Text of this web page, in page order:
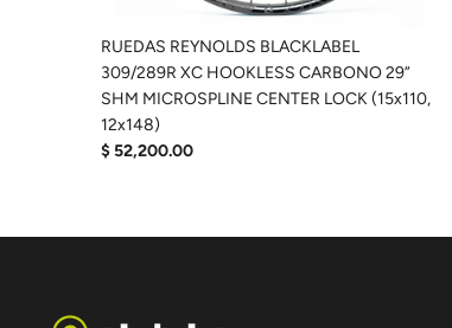
RUEDAS REYNOLDS BLACKLABEL
309/289R XC HOOKLESS CARBONO 29”
SHM MICROSPLINE CENTER LOCK (15x110,
12x148)
$ 52,200.00